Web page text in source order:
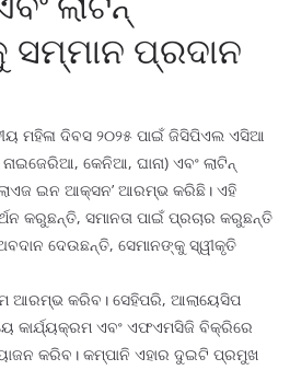
ସମ୍ମାନ ପ୍ରଦାନ
ମହିଳା ଦିବସ ୨୦୨୫ ପାଇଁ ଜିସିପିଏଲ ଏସିଆ
କେନିଆ, ଘାନା) ଏବଂ ଲାଟିନ୍
ଇନ ଆକ୍ସନ’ ଆରମ୍ଭ କରିଛି। ଏହି
କରୁଛନ୍ତି, ସମାନତା ପାଇଁ ପ୍ରଚାର କରୁଛନ୍ତି
ଦେଉଛନ୍ତି, ସେମାନଙ୍କୁ ସ୍ୱୀକୃତି
କରିବ। ସେହିପରି, ଆଲାୟେସିପ
କାର୍ଯ୍ୟକ୍ରମ ଏବଂ ଏଫଏମସିଜି ବିକ୍ରିରେ
କରିବ। କମ୍ପାନି ଏହାର ଦୁଇଟି ପ୍ରମୁଖ